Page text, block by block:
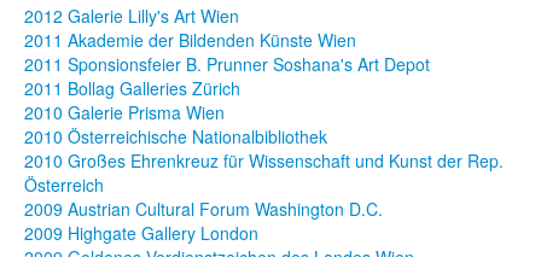
2012 Galerie Lilly's Art Wien
2011 Akademie der Bildenden Künste Wien
2011 Sponsionsfeier B. Prunner Soshana's Art Depot
2011 Bollag Galleries Zürich
2010 Galerie Prisma Wien
2010 Österreichische Nationalbibliothek
2010 Großes Ehrenkreuz für Wissenschaft und Kunst der Rep.
Österreich
2009 Austrian Cultural Forum Washington D.C.
2009 Highgate Gallery London